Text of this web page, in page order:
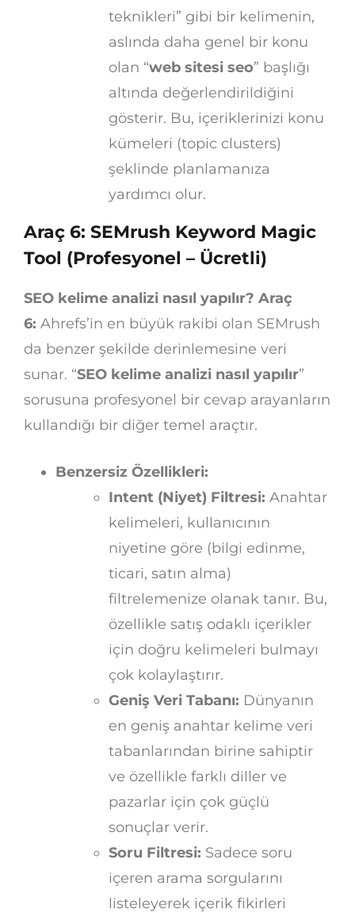
teknikleri” gibi bir kelimenin,
aslında daha genel bir konu
olan “web sitesi seo” başlığı
altında değerlendirildiğini
gösterir. Bu, içeriklerinizi konu
kümeleri (topic clusters)
şeklinde planlamanıza
yardımcı olur.
Araç 6: SEMrush Keyword Magic
Tool (Profesyonel – Ücretli)
SEO kelime analizi nasıl yapılır? Araç
6: Ahrefs’in en büyük rakibi olan SEMrush
da benzer şekilde derinlemesine veri
sunar. “SEO kelime analizi nasıl yapılır”
sorusuna profesyonel bir cevap arayanların
kullandığı bir diğer temel araçtır.
Benzersiz Özellikleri:
Intent (Niyet) Filtresi: Anahtar
kelimeleri, kullanıcının
niyetine göre (bilgi edinme,
ticari, satın alma)
filtrelemenize olanak tanır. Bu,
özellikle satış odaklı içerikler
için doğru kelimeleri bulmayı
çok kolaylaştırır.
Geniş Veri Tabanı: Dünyanın
en geniş anahtar kelime veri
tabanlarından birine sahiptir
ve özellikle farklı diller ve
pazarlar için çok güçlü
sonuçlar verir.
Soru Filtresi: Sadece soru
içeren arama sorgularını
listeleyerek içerik fikirleri